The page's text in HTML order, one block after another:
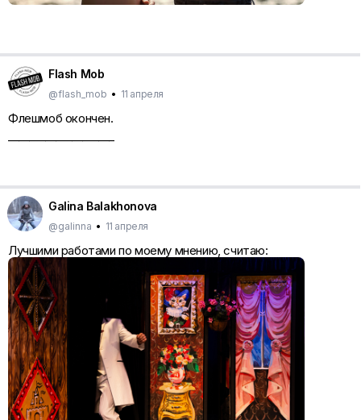
Flash Mob
@flash_mob • 11 апреля
Флешмоб окончен.
Galina Balakhonova
@galinna • 11 апреля
Лучшими работами по моему мнению, считаю: